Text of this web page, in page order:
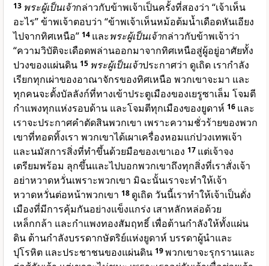
13 พระผู้เป็นเจ้ากล่าวกับข้าพเจ้าเป็นครั้งที่สองว่า “เจ้าเห็น
อะไร” ข้าพเจ้าตอบว่า “ข้าพเจ้าเห็นหม้อต้มน้ำเดือดหันเอียง
ไปจากทิศเหนือ” 14 และพระผู้เป็นเจ้ากล่าวกับข้าพเจ้าว่า
“ความวิบัติจะเดือดพล่านออกมาจากทิศเหนือสู่ผู้อยู่อาศัยทั้ง
ปวงของแผ่นดิน 15 พระผู้เป็นเจ้าประกาศว่า ดูเถิด เรากำลัง
เรียกทุกเผ่าของอาณาจักรของทิศเหนือ พวกเขาจะมา และ
ทุกคนจะตั้งบัลลังก์ที่ทางเข้าประตูเมืองของเยรูซาเล็ม โจมตี
กำแพงทุกแห่งรอบด้าน และโจมตีทุกเมืองของยูดาห์ 16 และ
เราจะประกาศคำตัดสินพวกเขา เพราะความชั่วร้ายของพวก
เขาที่ทอดทิ้งเรา พวกเขาได้เผาเครื่องหอมแก่ปวงเทพเจ้า
และนมัสการสิ่งที่ทำขึ้นด้วยมือของเขาเอง 17 แต่เจ้าจง
เตรียมพร้อม ลุกขึ้นและไปบอกพวกเขาถึงทุกสิ่งที่เราสั่งเจ้า
อย่าหวาดหวั่นเพราะพวกเขา มิฉะนั้นเราจะทำให้เจ้า
หวาดหวั่นต่อหน้าพวกเขา 18 ดูเถิด วันนี้เราทำให้เจ้าเป็นดั่ง
เมืองที่มีการคุ้มกันอย่างแข็งแกร่ง เสาหลักหล่อด้วย
เหล็กกล้า และกำแพงทองสัมฤทธิ์ เพื่อต้านกำลังให้ทั้งแผ่น
ดิน ต้านกำลังบรรดากษัตริย์แห่งยูดาห์ บรรดาผู้นำและ
ปุโรหิต และประชาชนของแผ่นดิน 19พวกเขาจะรุกรานและ